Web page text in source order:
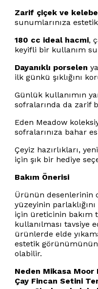
Zarif çiçek ve
sunumlarınıza
180 cc ideal hacmi,
keyifli bir kullanım
Dayanıklı porselen
ilk günkü şıklığını
Günlük kullanımın
sofralarında da zarif
Eden Meadow
sofralarınıza bahar
Çeyiz hazırlıkları,
için şık bir hediye
Bakım Önerisi
Ürünün desenlerinin
yüzeyinin
için üreticinin bakım
kullanılması tavsiye
ürünlerde elde
estetik görünümünün
olabilir.
Neden Mikasa Moor
Çay Fincan Setini